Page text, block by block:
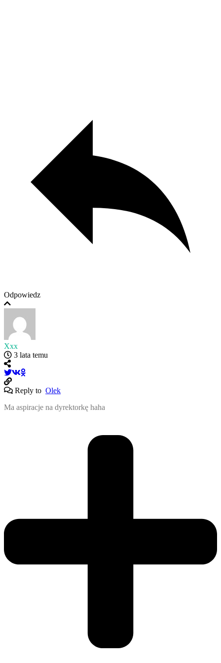
Odpowiedz
Xxx
3 lata temu
Reply to Olek
Ma aspiracje na dyrektorkę haha